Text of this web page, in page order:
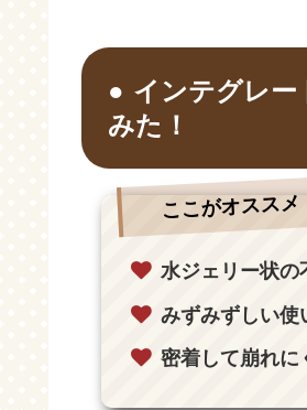
インテグレー
みた！
ここがオススメ
水ジェリー状の
みずみずしい使
密着して崩れに